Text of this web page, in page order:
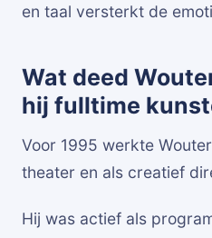
en taal versterkt de
Wat deed
hij fulltime
Voor 1995 werkte
theater en als creatief
Hij was actief als